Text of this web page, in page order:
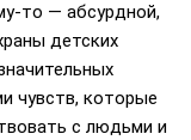
то — абсурдной,
детских
чувств, которые
с людьми и